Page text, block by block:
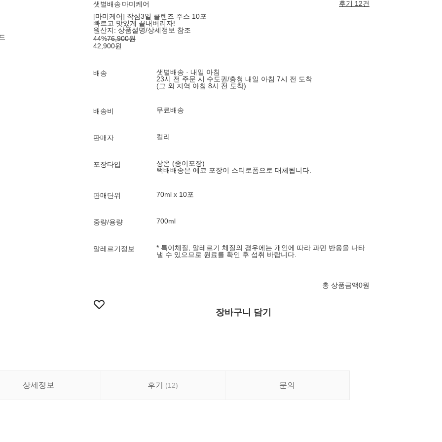
샛별배송 마미케어
후기 12건
[마미케어] 작심3일 클렌즈 주스 10포
빠르고 맛있게 끝내버리자!
원산지: 상품설명/상세정보 참조
44%76,900원
42,900원
배송
샛별배송 · 내일 아침
23시 전 주문 시 수도권/충청 내일 아침 7시 전 도착
(그 외 지역 아침 8시 전 도착)
배송비 무료배송
판매자 컬리
포장타입
상온 (종이포장)
택배배송은 에코 포장이 스티로폼으로 대체됩니다.
판매단위 70ml x 10포
중량/용량 700ml
알레르기정보
* 특이체질, 알레르기 체질의 경우에는 개인에 따라 과민 반응을 나타
낼 수 있으므로 원료를 확인 후 섭취 바랍니다.
총 상품금액0원
장바구니 담기
상세정보 후기 (12) 문의